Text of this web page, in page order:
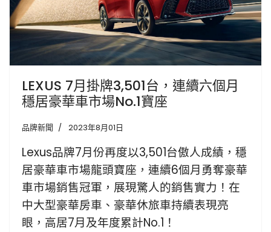
LEXUS 7月掛牌3,501台，連續六個月
穩居豪華車市場No.1寶座
品牌新聞 2023年8月01日
Lexus品牌7月份再度以3,501台傲人成績，穩
居豪華車市場龍頭寶座，連續6個月勇奪豪華
車市場銷售冠軍，展現驚人的銷售實力！在
中大型豪華房車、豪華休旅車持續表現亮
眼，高居7月及年度累計No.1！